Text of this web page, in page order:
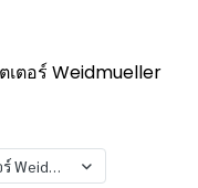
เตอร์ Weidmueller
Weidmueller